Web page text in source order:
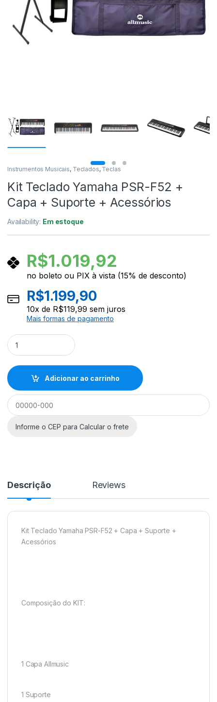
Instrumentos Musicais, Teclados, Teclas
Kit Teclado Yamaha PSR-F52 +
Capa + Suporte + Acessórios
Availability: Em estoque
R$1.019,92
no boleto ou PIX à vista (15% de desconto)
R$1.199,90
10x de R$119,99 sem juros
Mais formas de pagamento
Kit Teclado Yamaha PSR-F52 + Capa + Suporte +
Adicionar ao carrinho
Descrição Reviews
Kit Teclado Yamaha PSR-F52 + Capa + Suporte +
Acessórios
Composição do KIT:
1 Capa Allmusic
1 Suporte